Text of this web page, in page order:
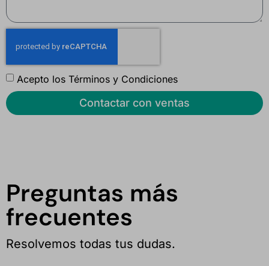
Acepto los Términos y Condiciones
Contactar con ventas
Preguntas más
frecuentes
Resolvemos todas tus dudas.